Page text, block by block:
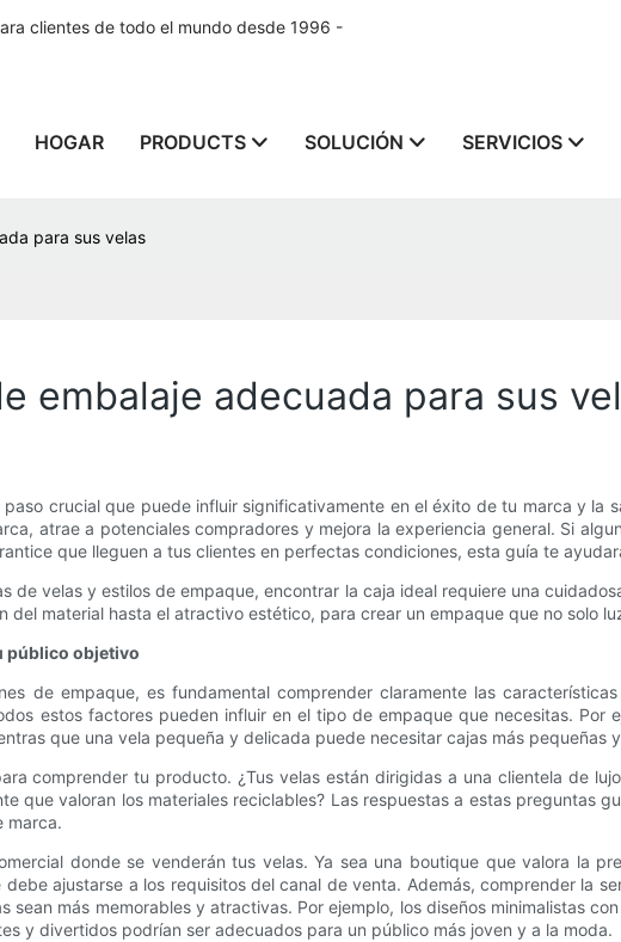
clientes de todo el mundo desde 1996 -
HOGAR PRODUCTS SOLUCIÓN SERVICIOS
para sus velas
embalaje adecuada para sus
crucial que puede influir significativamente en el éxito de tu marca y la
atrae a potenciales compradores y mejora la experiencia general. Si
que lleguen a tus clientes en perfectas condiciones, esta guía te
de velas y estilos de empaque, encontrar la caja ideal requiere una
material hasta el atractivo estético, para crear un empaque que no solo
público objetivo
de empaque, es fundamental comprender claramente las
estos factores pueden influir en el tipo de empaque que necesitas.
que una vela pequeña y delicada puede necesitar cajas más pequeñas
comprender tu producto. ¿Tus velas están dirigidas a una clientela de
que valoran los materiales reciclables? Las respuestas a estas preguntas
marca.
donde se venderán tus velas. Ya sea una boutique que valora la
ajustarse a los requisitos del canal de venta. Además, comprender la
sean más memorables y atractivas. Por ejemplo, los diseños minimalistas
y divertidos podrían ser adecuados para un público más joven y a la moda.